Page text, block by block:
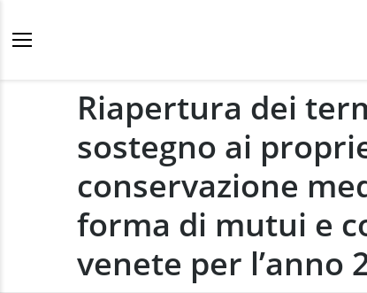
Riapertura dei
sostegno ai
conservazione
forma di mutui e
venete per l’anno